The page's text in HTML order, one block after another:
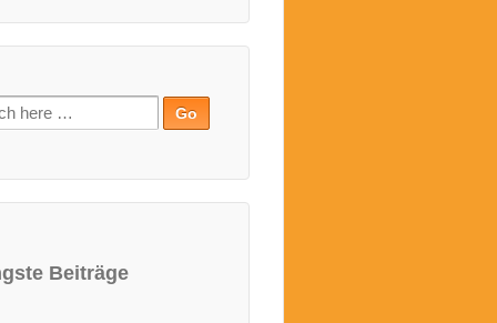
Beiträge